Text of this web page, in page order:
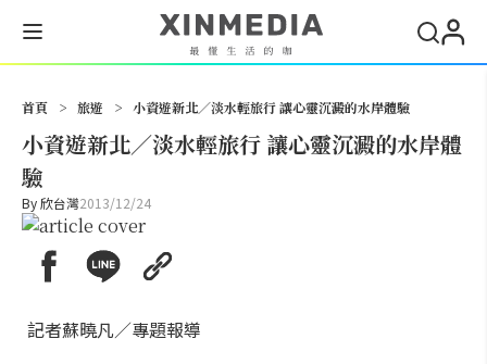
首頁 > 旅遊 > 小資遊新北／淡水輕旅行 讓心靈沉澱的水岸體驗
小資遊新北／淡水輕旅行 讓心靈沉澱的水岸體
驗
By欣台灣2013/12/24
記者蘇曉凡／專題報導